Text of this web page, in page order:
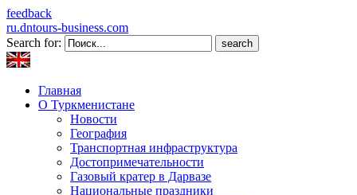
feedback
ru.dntours-business.com
Search for:
Главная
О Туркменистане
Новости
География
Транспортная инфраструктура
Достопримечательности
Газовый кратер в Дарвазе
Национальные праздники